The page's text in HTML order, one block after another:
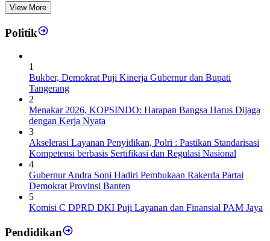
View More
Politik
1
Bukber, Demokrat Puji Kinerja Gubernur dan Bupati
Tangerang
2
Menakar 2026, KOPSINDO: Harapan Bangsa Harus Dijaga
dengan Kerja Nyata
3
Akselerasi Layanan Penyidikan, Polri : Pastikan Standarisasi
Kompetensi berbasis Sertifikasi dan Regulasi Nasional
4
Gubernur Andra Soni Hadiri Pembukaan Rakerda Partai
Demokrat Provinsi Banten
5
Komisi C DPRD DKI Puji Layanan dan Finansial PAM Jaya
Pendidikan